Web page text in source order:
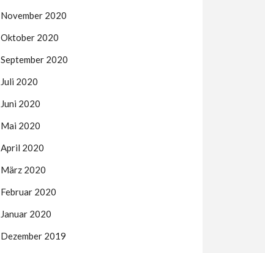
November 2020
Oktober 2020
September 2020
Juli 2020
Juni 2020
Mai 2020
April 2020
März 2020
Februar 2020
Januar 2020
Dezember 2019